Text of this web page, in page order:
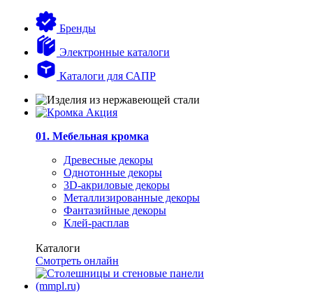
Бренды
Электронные каталоги
Каталоги для САПР
01. Мебельная кромка
Древесные декоры
Однотонные декоры
3D-акриловые декоры
Металлизированные декоры
Фантазийные декоры
Клей-расплав
Каталоги
Смотреть онлайн